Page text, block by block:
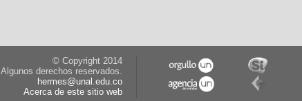
© Copyright 2014
Algunos derechos reservados.
hermes@unal.edu.co
Acerca de este sitio web